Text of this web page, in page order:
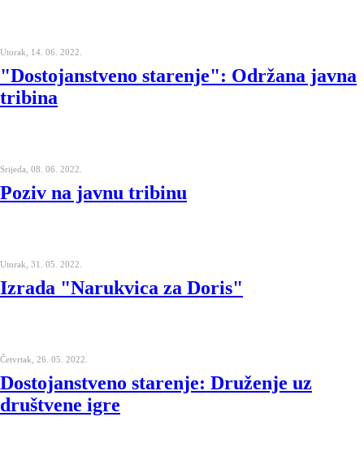
Utorak, 14. 06. 2022.
"Dostojanstveno starenje": Održana javna
tribina
Srijeda, 08. 06. 2022.
Poziv na javnu tribinu
Utorak, 31. 05. 2022.
Izrada "Narukvica za Doris"
Četvrtak, 26. 05. 2022.
Dostojanstveno starenje: Druženje uz
društvene igre